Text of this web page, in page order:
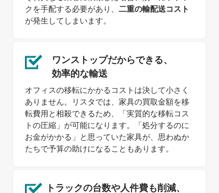
クを手配する必要があり、二重の輸配送コスト
が発生してしまいます。
ワンストップだからできる、
効率的な輸送
オフィスの移転にかかるコストは決して小さく
ありません。リスタでは、家具の買取金額を移
転費用と相殺できるため、「実質的な移転コス
トの圧縮」が可能になります。「処分するのに
お金がかかる」と思っていた家具が、思わぬか
たちで予算の助けになることもあります。
トラックの台数や人件費も削減、